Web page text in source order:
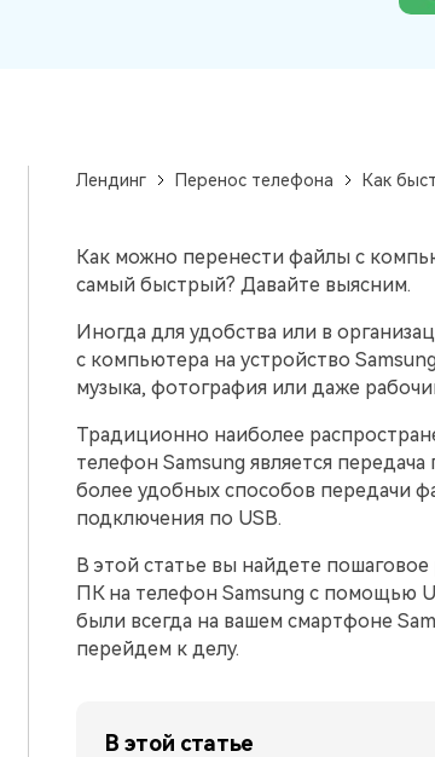
восстанавливайте
резервные копии.
Советы по
Лендинг Перенос телефона Как
Как можно перенести файлы с
самый быстрый? Давайте выясним.
Иногда для удобства или в
с компьютера на устройство
музыка, фотография или даже
Традиционно наиболее
телефон Samsung является
более удобных способов передачи
подключения по USB.
В этой статье вы найдете
ПК на телефон Samsung с помощью
были всегда на вашем смартфоне
перейдем к делу.
В этой статье